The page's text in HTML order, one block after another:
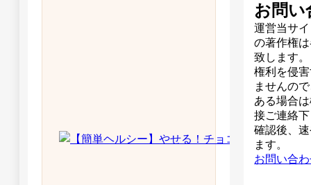
お問い
運営当サ
の著作権
致します。
権利を侵
ませんの
ある場合
接ご連絡
確認後、
ます。
お問い合